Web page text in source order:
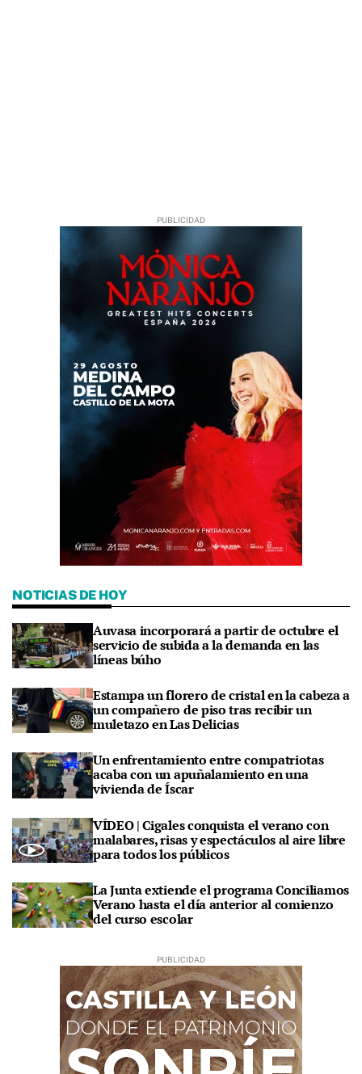
NOTICIAS DE HOY
Auvasa incorporará a partir de octubre el
servicio de subida a la demanda en las
líneas búho
Estampa un florero de cristal en la cabeza a
un compañero de piso tras recibir un
muletazo en Las Delicias
Un enfrentamiento entre compatriotas
acaba con un apuñalamiento en una
vivienda de Íscar
VÍDEO | Cigales conquista el verano con
malabares, risas y espectáculos al aire libre
para todos los públicos
La Junta extiende el programa Conciliamos
Verano hasta el día anterior al comienzo
del curso escolar